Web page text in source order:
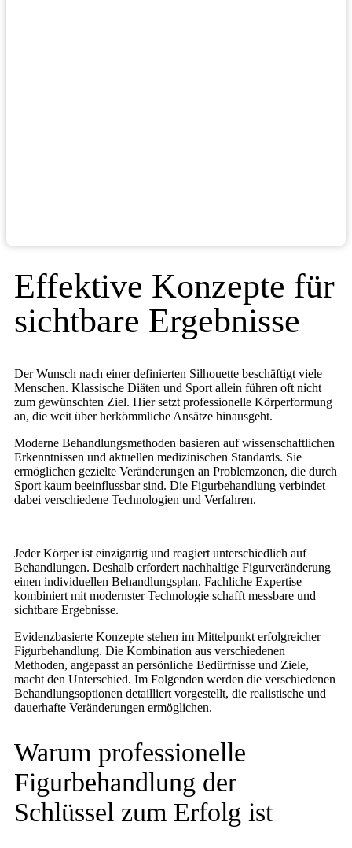
Effektive Konzepte für
sichtbare Ergebnisse
Der Wunsch nach einer definierten Silhouette beschäftigt viele
Menschen. Klassische Diäten und Sport allein führen oft nicht
zum gewünschten Ziel. Hier setzt professionelle Körperformung
an, die weit über herkömmliche Ansätze hinausgeht.
Moderne Behandlungsmethoden basieren auf wissenschaftlichen
Erkenntnissen und aktuellen medizinischen Standards. Sie
ermöglichen gezielte Veränderungen an Problemzonen, die durch
Sport kaum beeinflussbar sind. Die Figurbehandlung verbindet
dabei verschiedene Technologien und Verfahren.
Jeder Körper ist einzigartig und reagiert unterschiedlich auf
Behandlungen. Deshalb erfordert nachhaltige Figurveränderung
einen individuellen Behandlungsplan. Fachliche Expertise
kombiniert mit modernster Technologie schafft messbare und
sichtbare Ergebnisse.
Evidenzbasierte Konzepte stehen im Mittelpunkt erfolgreicher
Figurbehandlung. Die Kombination aus verschiedenen
Methoden, angepasst an persönliche Bedürfnisse und Ziele,
macht den Unterschied. Im Folgenden werden die verschiedenen
Behandlungsoptionen detailliert vorgestellt, die realistische und
dauerhafte Veränderungen ermöglichen.
Warum professionelle
Figurbehandlung der
Schlüssel zum Erfolg ist